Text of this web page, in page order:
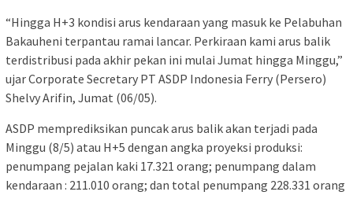
“Hingga H+3 kondisi arus kendaraan yang masuk ke Pelabuhan
Bakauheni terpantau ramai lancar. Perkiraan kami arus balik
terdistribusi pada akhir pekan ini mulai Jumat hingga Minggu,”
ujar Corporate Secretary PT ASDP Indonesia Ferry (Persero)
Shelvy Arifin, Jumat (06/05).
ASDP memprediksikan puncak arus balik akan terjadi pada
Minggu (8/5) atau H+5 dengan angka proyeksi produksi:
penumpang pejalan kaki 17.321 orang; penumpang dalam
kendaraan : 211.010 orang; dan total penumpang 228.331 orang